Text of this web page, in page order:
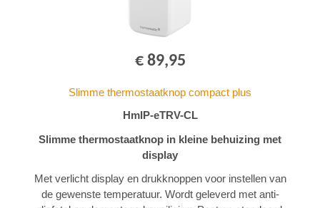
€ 89,95
Slimme thermostaatknop compact plus
HmIP-eTRV-CL
Slimme thermostaatknop in kleine behuizing met
display
Met verlicht display en drukknoppen voor instellen van
de gewenste temperatuur. Wordt geleverd met anti-